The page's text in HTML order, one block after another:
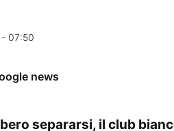
07:50
news
separarsi, il club